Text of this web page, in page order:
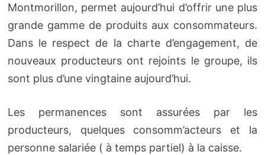
Montmorillon, permet aujourd’hui d’offrir une plus
grande gamme de produits aux consommateurs.
Dans le respect de la charte d’engagement, de
nouveaux producteurs ont rejoints le groupe, ils
sont plus d’une vingtaine aujourd’hui.
Les permanences sont assurées par les
producteurs, quelques consomm’acteurs et la
personne salariée ( à temps partiel) à la caisse.